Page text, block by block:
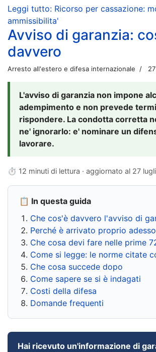
Leggi tutto: Ricorso per cassazione:
ammissibilita'
Avviso di garanzia:
davvero
Arresto all'estero e difesa internazionale
L'avviso di garanzia non impone
adempimento e non prevede
rispondere. La condotta corretta
ne' ignorarlo: e' nominare un
lavorare.
⏱ 12 minuti di lettura · aggiornato al 27
📋 In questa guida
Che cos'è davvero l'avviso di
Perché è arrivato proprio
Che cosa devi fare nelle prime
Come si legge: le norme citate
Che cosa succede dopo
Come sapere se si è indagati
Costi della difesa
Domande frequenti
Hai ricevuto un'informazione di